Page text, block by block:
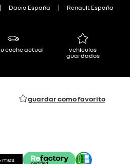
Dacia España Renault España
coche actual
vehículos
guardados
guardar como favorito
mes